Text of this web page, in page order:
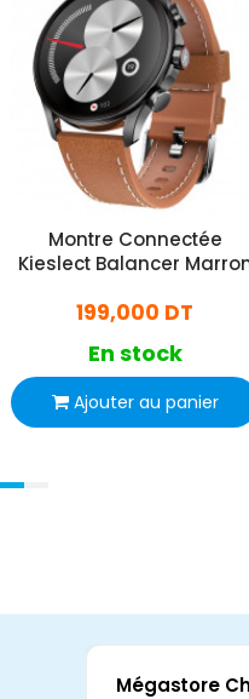
Montre Connectée
Kieslect Balancer
199,000 DT
En stock
Ajouter au panier
Mégastore